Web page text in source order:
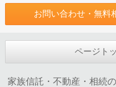
お問い合わせ・無料
ページト
家族信託・不動産・相続